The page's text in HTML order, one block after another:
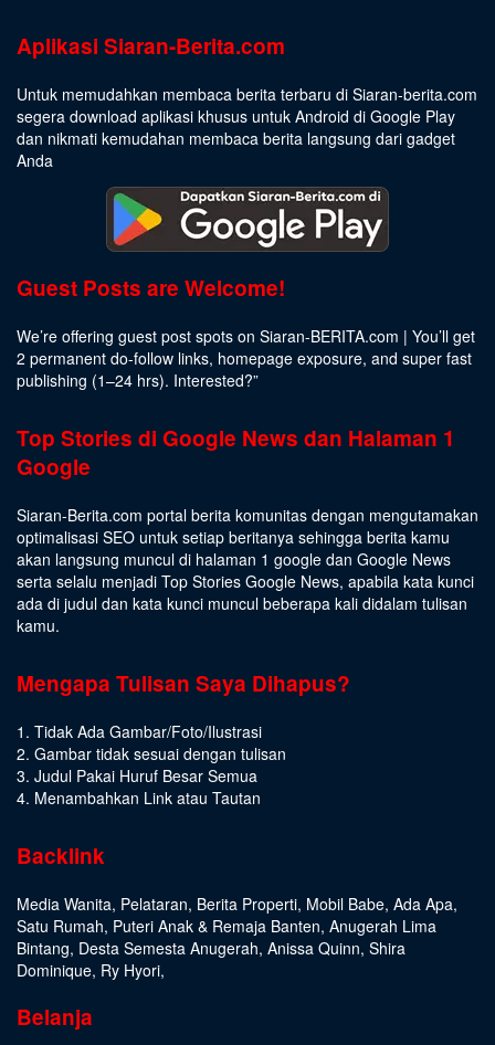
Aplikasi Siaran-Berita.com
Untuk memudahkan membaca berita terbaru di Siaran-berita.com
segera download aplikasi khusus untuk Android di Google Play
dan nikmati kemudahan membaca berita langsung dari gadget
Anda
Guest Posts are Welcome!
We’re offering guest post spots on Siaran-BERITA.com | You’ll get
2 permanent do-follow links, homepage exposure, and super fast
publishing (1–24 hrs). Interested?”
Top Stories di Google News dan Halaman 1
Google
Siaran-Berita.com portal berita komunitas dengan mengutamakan
optimalisasi SEO untuk setiap beritanya sehingga berita kamu
akan langsung muncul di halaman 1 google dan Google News
serta selalu menjadi Top Stories Google News, apabila kata kunci
ada di judul dan kata kunci muncul beberapa kali didalam tulisan
kamu.
Mengapa Tulisan Saya Dihapus?
1. Tidak Ada Gambar/Foto/Ilustrasi
2. Gambar tidak sesuai dengan tulisan
3. Judul Pakai Huruf Besar Semua
4. Menambahkan Link atau Tautan
Backlink
Media Wanita, Pelataran, Berita Properti, Mobil Babe, Ada Apa,
Satu Rumah, Puteri Anak & Remaja Banten, Anugerah Lima
Bintang, Desta Semesta Anugerah, Anissa Quinn, Shira
Dominique, Ry Hyori,
Belanja